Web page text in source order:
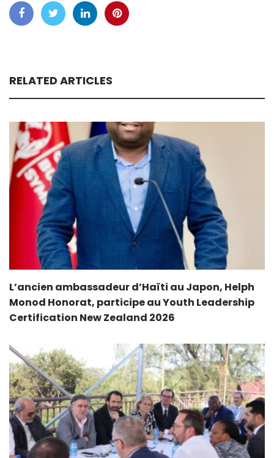
RELATED ARTICLES
L’ancien ambassadeur d’Haïti au Japon, Helph
Monod Honorat, participe au Youth Leadership
Certification New Zealand 2026